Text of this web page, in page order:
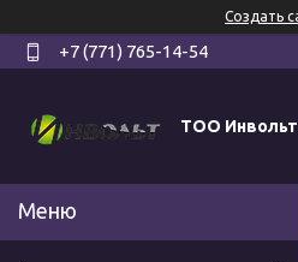
Создать
+7 (771) 765-14-54
ТОО